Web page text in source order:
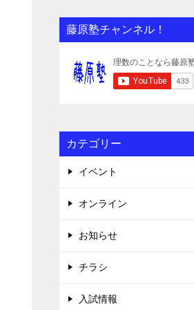
藤原塾チャンネル！
カテゴリー
イベント
オンライン
お知らせ
チラシ
入試情報